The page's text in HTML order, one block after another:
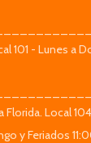
101 - Lunes a
Florida. Local
y Feriados